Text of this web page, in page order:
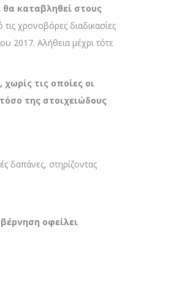
θα καταβληθεί στους
χρονοβόρες διαδικασίες
2017. Αλήθεια μέχρι τότε
χωρίς τις οποίες οι
της στοιχειώδους
δαπάνες, στηρίζοντας
οφείλει